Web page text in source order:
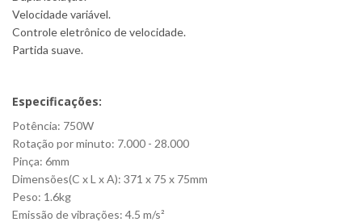
Velocidade variável.
Controle eletrônico de velocidade.
Partida suave.
Especificações:
Potência: 750W
Rotação por minuto: 7.000 - 28.000
Pinça: 6mm
Dimensões(C x L x A): 371 x 75 x 75mm
Peso: 1.6kg
Emissão de vibrações: 4.5 m/s²